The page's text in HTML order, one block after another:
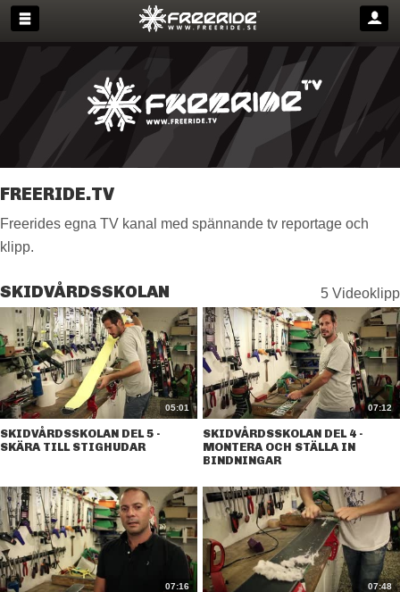
FREERIDE.TV
Freerides egna TV kanal med spännande tv reportage och
klipp.
5 Videoklipp
SKIDVÅRDSSKOLAN
05:01
SKIDVÅRDSSKOLAN DEL 5 -
SKÄRA TILL STIGHUDAR
07:12
SKIDVÅRDSSKOLAN DEL 4 -
MONTERA OCH STÄLLA IN
BINDNINGAR
07:16 07:48